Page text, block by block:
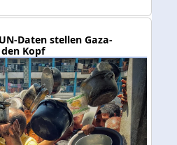
Daten stellen Gaza-
Kopf